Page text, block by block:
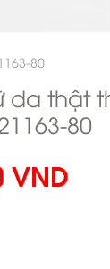
80
da thật
80
VND